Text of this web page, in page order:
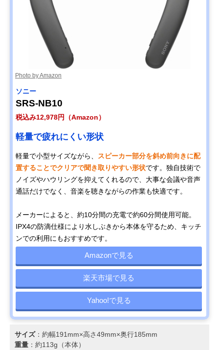
Amazonで見る
シリコン素材使用
で柔らかい設計
幅220×高さ66×
行208mm
Amazonで見る
JVC JVC SP-
A7WT
約15時間の連続再
Photo by Amazon
ソニー
SRS-NB10
税込み12,978円（Amazon）
軽量で疲れにくい形状
軽量で小型サイズながら、
スピーカー部分を斜め前向きに配
置することでクリアで聞き取りやすい形状です。独自技術で
ノイズやハウリングを抑えてくれるので、大事な会議や音声
通話だけでなく、音楽を聴きながらの作業も快適です。
メーカーによると、約10分間の充電で約60分間使用可能。
IPX4の防滴仕様により水しぶきから本体を守るため、キッチ
ンでの利用にもおすすめです。
Amazonで見る
楽天市場で見る
Yahoo!で見る
サイズ：約幅191mm×高さ49mm×奥行185mm
重量 ：約113g（本体）